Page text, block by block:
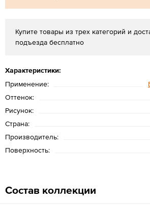
Купите товары из трех категорий и
подъезда бесплатно
Характеристики:
Применение:
Оттенок:
Рисунок:
Страна:
Производитель:
Поверхность:
Состав коллекции